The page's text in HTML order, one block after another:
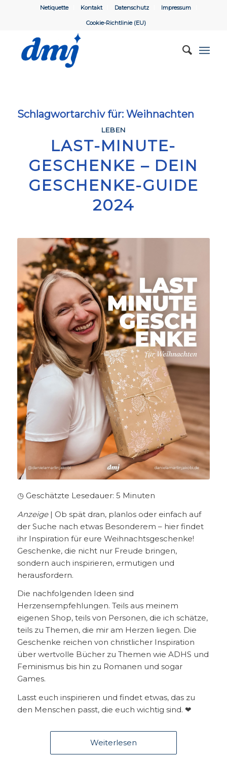
Netiquette Kontakt Datenschutz Impressum
Cookie-Richtlinie (EU)
Schlagwortarchiv für: Weihnachten
LEBEN
LAST-MINUTE-
GESCHENKE – DEIN
GESCHENKE-GUIDE
2024
◷ Geschätzte Lesedauer: 5 Minuten
Anzeige| Ob spät dran, planlos oder einfach auf
der Suche nach etwas Besonderem – hier findet
ihr Inspiration für eure Weihnachtsgeschenke!
Geschenke, die nicht nur Freude bringen,
sondern auch inspirieren, ermutigen und
herausfordern.
Die nachfolgenden Ideen sind
Herzensempfehlungen. Teils aus meinem
eigenen Shop, teils von Personen, die ich schätze,
teils zu Themen, die mir am Herzen liegen. Die
Geschenke reichen von christlicher Inspiration
über wertvolle Bücher zu Themen wie ADHS und
Feminismus bis hin zu Romanen und sogar
Games.
Lasst euch inspirieren und findet etwas, das zu
den Menschen passt, die euch wichtig sind. ❤︎
Weiterlesen